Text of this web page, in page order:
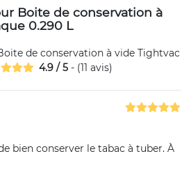
Boite de conservation à
0.290 L
de conservation à vide Tightvac
4.9 /5 - (11 avis)
bien conserver le tabac à tuber. À